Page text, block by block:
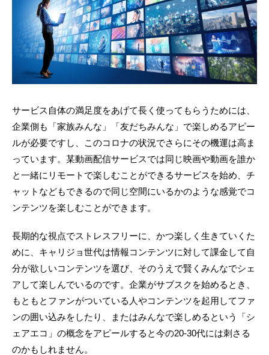
サービス自体の満足度をあげて長く使ってもらうためには、
企業側も「家族みんな」「友だちみんな」で楽しめるアピー
ルが必要ですし、このコロナの状況でさらにその機運は高ま
っています。某動画配信サービスでは同じ映画や動画を誰か
と一緒にリモートで楽しむことができるサービスを始め、チ
ャットなどもできるので同じ空間にいるかのような感覚でコ
ンテンツを楽しむことができます。
長期的な視点でストレスフリーに、かつ楽しく生きていくた
めに、キャリジョ世代は情報コンテンツに対して課金して自
分が欲しいコンテンツを選び、そのうえで賢くみんなでシェ
アして楽しんでいるのです。企業がサブスクを始めるとき、
もともとファンがついている人やコンテンツを起用してファ
ンの囲い込みをしたり、またはみんなで楽しめるという「シ
ェアエコ」の概念をアピールすると今の20-30代には刺さる
のかもしれません。